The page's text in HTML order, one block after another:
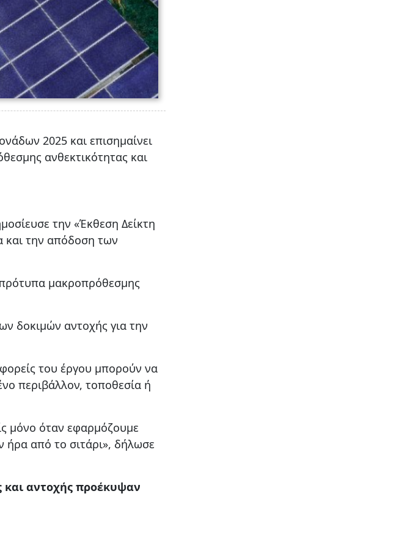
2025 και επισημαίνει
ανθεκτικότητας και
την «Έκθεση Δείκτη
και την απόδοση των
μακροπρόθεσμης
δοκιμών αντοχής για την
του έργου μπορούν να
περιβάλλον, τοποθεσία ή
μόνο όταν εφαρμόζουμε
ήρα από το σιτάρι», δήλωσε
και αντοχής προέκυψαν